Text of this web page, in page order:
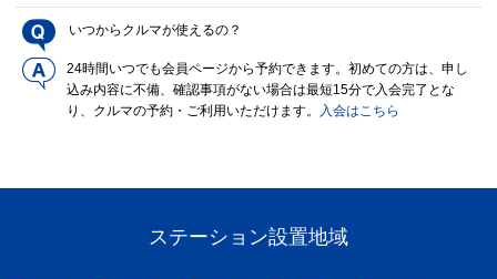
いつからクルマが使えるの？
24時間いつでも会員ページから予約できます。初めての方は、申し
込み内容に不備、確認事項がない場合は最短15分で入会完了とな
り、クルマの予約・ご利用いただけます。
入会はこちら
ステーション設置地域